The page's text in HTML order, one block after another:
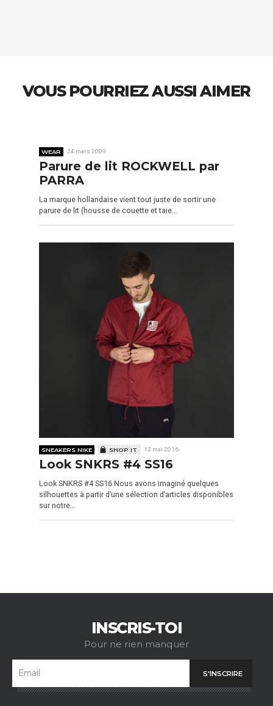
VOUS POURRIEZ AUSSI AIMER
WEAR 24 mars 2009
Parure de lit ROCKWELL par
PARRA
La marque hollandaise vient tout juste de sortir une
parure de lit (housse de couette et taie…
SNEAKERS NIKE SHOP IT 12 mai 2016
Look SNKRS #4 SS16
Look SNKRS #4 SS16 Nous avons imaginé quelques
silhouettes à partir d’une sélection d’articles disponibles
sur notre…
INSCRIS-TOI
Pour ne rien manquer